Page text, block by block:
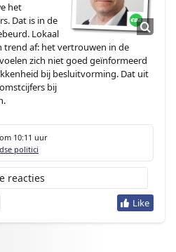
het
Dat is in de
Lokaal
trend af: het vertrouwen in de
zich niet goed geïnformeerd
bij besluitvorming. Dat uit
bij
om 10:11 uur
politici
reacties